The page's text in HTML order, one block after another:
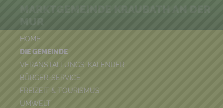
HOME
DIE GEMEINDE
VERANSTALTUNGS-KALENDER
BÜRGER-SERVICE
FREIZEIT & TOURISMUS
UMWELT
MUR